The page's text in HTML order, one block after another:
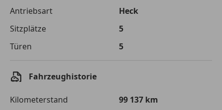
Kreditbetrag
€ 32 000,-
Zu zahlender
Gesamtbetrag
€ 45 082,-
Effektivzinsatz
Sollzinssatz
7,25 %
Antriebsart
Heck
Sitzplätze
5
Türen
5
Fahrzeughistorie
Kilometerstand
99 137 km